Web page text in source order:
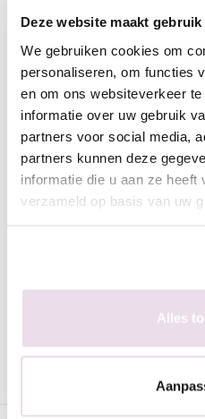
Deze website maakt
We gebruiken cookies om
personaliseren, om functies
en om ons websiteverkeer
informatie over uw gebruik
partners voor social media,
partners kunnen deze
informatie die u aan ze
verzameld op basis van uw
Alles
verkrijgen. Chromedesigns zijn
heeft een prachtige collectie.
Lees onderstaande tips en
het ultieme chrome-
nagels:
Maak een gekleurde
Breng de High Shine aan
UV en 60 seconden LED)
Fixeer in de lamp;
Buffer zacht de vrije rand;
Lak af met Urban Nails